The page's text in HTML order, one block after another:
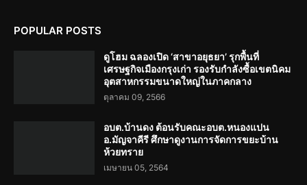
POPULAR POSTS
ดูโฮม ฉลองเปิด ‘สาขาอยุธยา’ รุกพื้นที่
เศรษฐกิจเมืองกรุงเก่า รองรับกำลังซื้อเขตนิคม
อุตสาหกรรมขนาดใหญ่ในภาคกลาง
ตุลาคม 09, 2566
อบต.บ้านดง ต้อนรับคณะอบต.หนองแปน
อ.มัญจาคีรี ศึกษาดูงานการจัดการขยะบ้าน
ห้วยทราย
เมษายน 05, 2564